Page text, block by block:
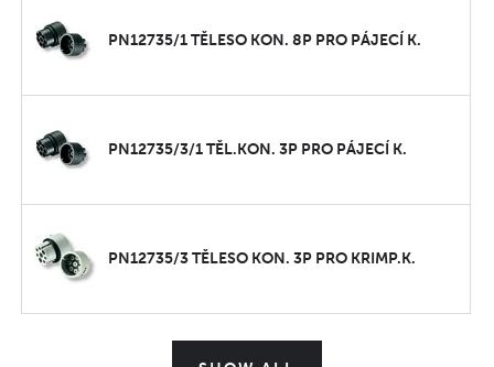
PN12735/1 TĚLESO KON. 8P PRO PÁJECÍ K.
PN12735/3/1 TĚL.KON. 3P PRO PÁJECÍ K.
PN12735/3 TĚLESO KON. 3P PRO KRIMP.K.